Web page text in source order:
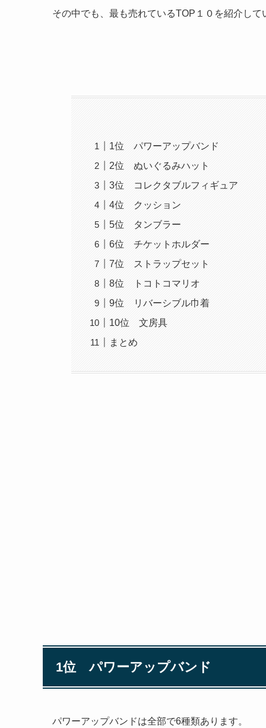
その中でも、最も売れているTOP１０を紹介して
1位 パワーアップバンド
2位 ぬいぐるみハット
3位 コレクタブルフィギュア
4位 クッション
5位 タンブラー
6位 チケットホルダー
7位 ストラップセット
8位 トコトコマリオ
9位 リバーシブル巾着
10位 文房具
まとめ
1位 パワーアップバンド
パワーアップバンドは全部で6種類あります。